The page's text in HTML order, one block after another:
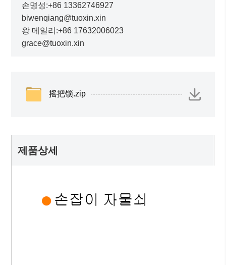
손명성:+86 13362746927
biwenqiang@tuoxin.xin
왕 메일리:+86 17632006023
grace@tuoxin.xin
摇把锁.zip
제품상세